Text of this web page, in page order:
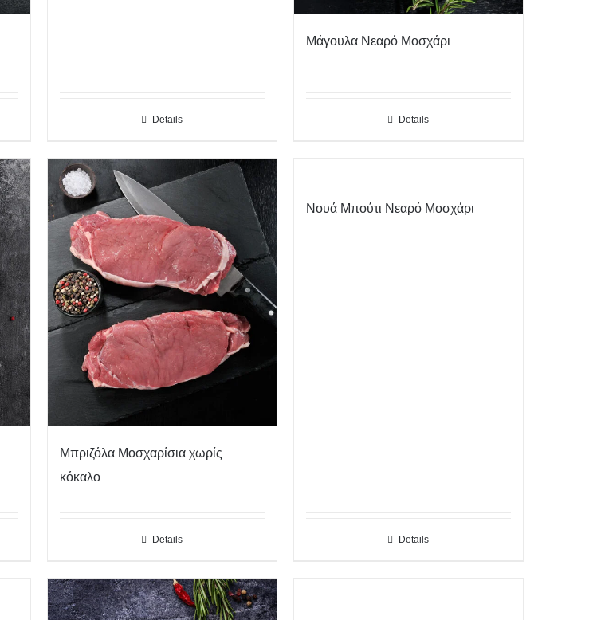
Details
Μάγουλα Νεαρό Μοσχάρι
Details
Μπριζόλα Μοσχαρίσια χωρίς
κόκαλο
Details
Νουά Μπούτι Νεαρό Μοσχάρι
Details